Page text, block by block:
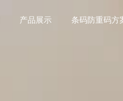
产品展示 条码防重码方